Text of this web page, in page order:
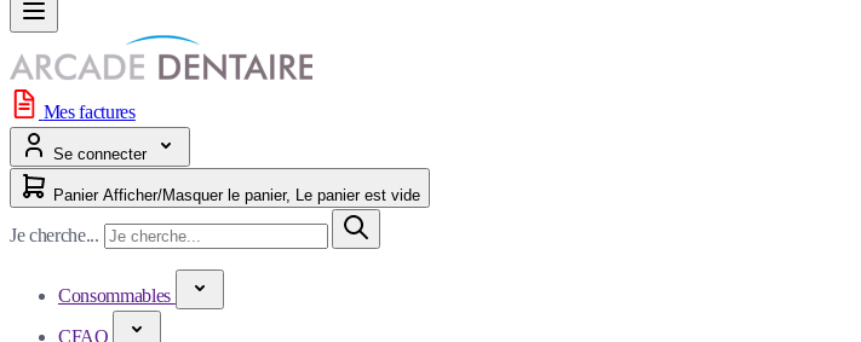
Mes factures
Se connecter
Panier Afficher/Masquer le panier, Le panier est vide
Je cherche...
Consommables
CFAO